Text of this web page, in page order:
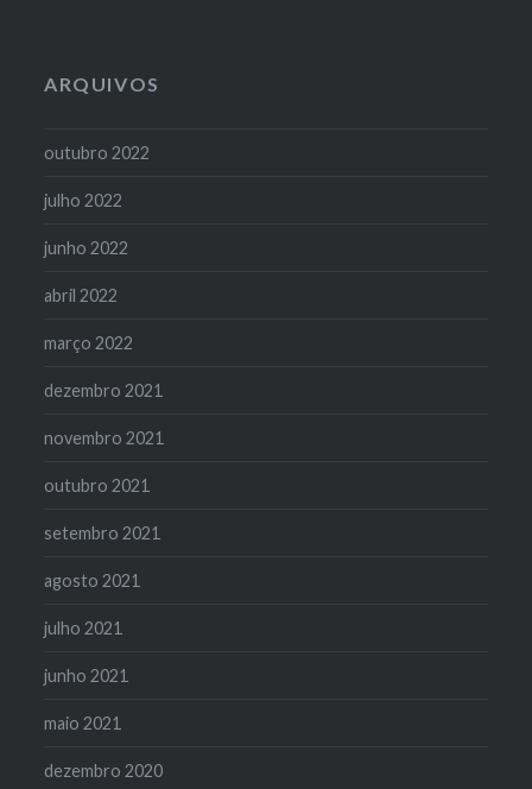
ARQUIVOS
outubro 2022
julho 2022
junho 2022
abril 2022
março 2022
dezembro 2021
novembro 2021
outubro 2021
setembro 2021
agosto 2021
julho 2021
junho 2021
maio 2021
dezembro 2020